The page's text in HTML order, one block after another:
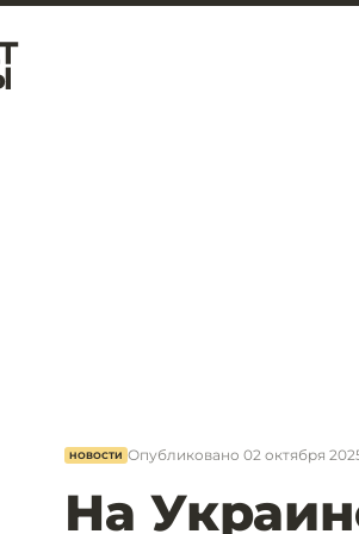
НОВОСТИ Опубликовано 02 октября
На